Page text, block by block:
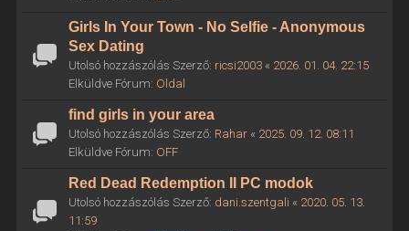
Girls In Your Town - No Selfie - Anonymous
Sex Dating
Utolsó hozzászólás Szerző: ricsi2003« 2026. 01. 04. 22:15
Elküldve Fórum: Oldal
find girls in your area
Utolsó hozzászólás Szerző: Rahar« 2025. 09. 12. 08:11
Elküldve Fórum: OFF
Red Dead Redemption II PC modok
Utolsó hozzászólás Szerző: dani.szentgali « 2020. 05. 13.
11:59